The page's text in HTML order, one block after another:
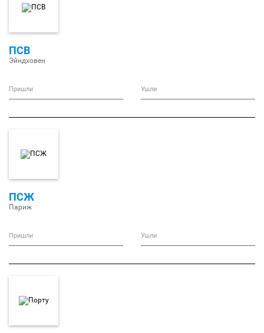
ПСВ
Эйндховен
Пришли Ушли
ПСЖ
Париж
Пришли Ушли